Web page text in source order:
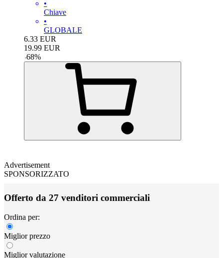
•
Chiave
•
GLOBALE
6.33 EUR
19.99 EUR
-68%
Advertisement
SPONSORIZZATO
Offerto da 27 venditori commerciali
Ordina per:
Miglior prezzo
Miglior valutazione